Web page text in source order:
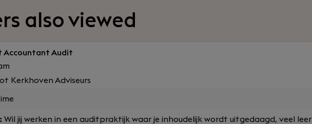
also viewed
Accountant Audit
Kerkhoven Adviseurs
Wil jij werken in een auditpraktijk waar je inhoudelijk wordt uitgedaagd, veel